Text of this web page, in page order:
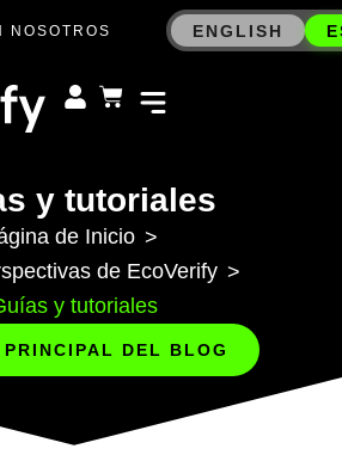
NOSOTROS ENGLISH
y tutoriales
de Inicio >
de EcoVerify >
y tutoriales
PRINCIPAL DEL BLOG